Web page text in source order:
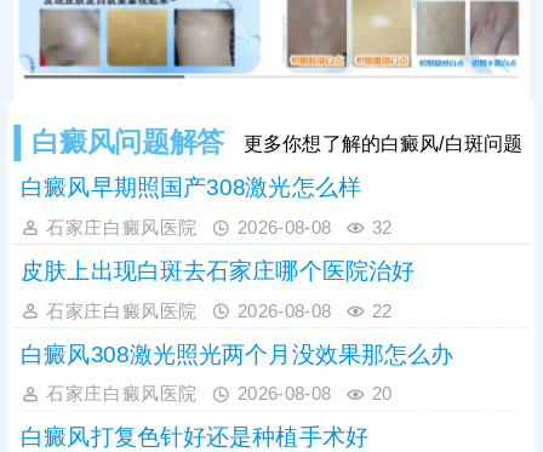
光照射联合治疗，可内外协同作用，
加速黑色素
白癜风问题解答 更多你想了解的白癜风/白斑问题
白癜风早期照国产308激光怎么样
石家庄白癜风医院 2026-08-08 32
皮肤上出现白斑去石家庄哪个医院治好
石家庄白癜风医院 2026-08-08 22
白癜风308激光照光两个月没效果那怎么办
石家庄白癜风医院 2026-08-08 20
白癜风打复色针好还是种植手术好